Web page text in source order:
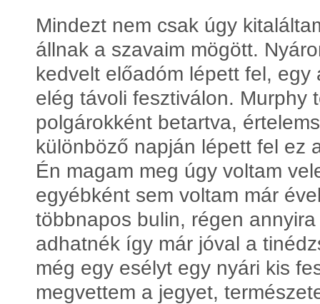
Mindezt nem csak úgy
állnak a szavaim mögött.
kedvelt előadóm lépett fel,
elég távoli fesztiválon. Murphy
polgárokként betartva,
különböző napján lépett fel ez
Én magam meg úgy voltam
egyébként sem voltam már
többnapos bulin, régen
adhatnék így már jóval a
még egy esélyt egy nyári kis
megvettem a jegyet,